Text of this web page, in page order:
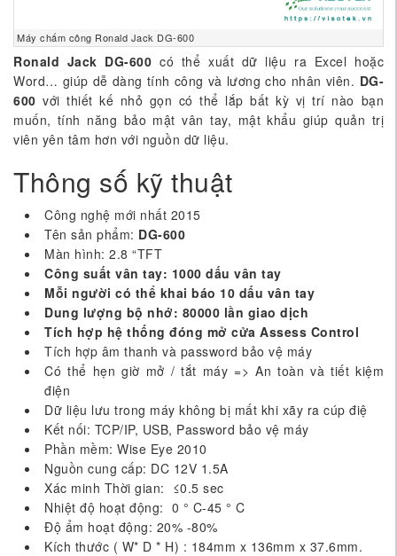
Máy chấm công Ronald Jack DG-600
Ronald Jack DG-600 có thể xuất dữ liệu ra Excel hoặc
Word… giúp dễ dàng tính công và lương cho nhân viên. DG-
600 với thiết kế nhỏ gọn có thể lắp bất kỳ vị trí nào bạn
muốn, tính năng bảo mật vân tay, mật khẩu giúp quản trị
viên yên tâm hơn với nguồn dữ liệu.
Thông số kỹ thuật
Công nghệ mới nhất 2015
Tên sản phẩm: DG-600
Màn hình: 2.8 “TFT
Công suất vân tay: 1000 dấu vân tay
Mỗi người có thể khai báo 10 dấu vân tay
Dung lượng bộ nhớ: 80000 lần giao dịch
Tích hợp hệ thống đóng mở cửa Assess Control
Tích hợp âm thanh và password bảo vệ máy
Có thể hẹn giờ mở / tắt máy => An toàn và tiết kiệm
điện
Dữ liệu lưu trong máy không bị mất khi xãy ra cúp điệ
Kết nối: TCP/IP, USB, Password bảo vệ máy
Phần mềm: Wise Eye 2010
Nguồn cung cấp: DC 12V 1.5A
Xác minh Thời gian: ≤0.5 sec
Nhiệt độ hoạt động: 0 ° C-45 ° C
Độ ẩm hoạt động: 20% -80%
Kích thước ( W* D * H) : 184mm x 136mm x 37.6mm.